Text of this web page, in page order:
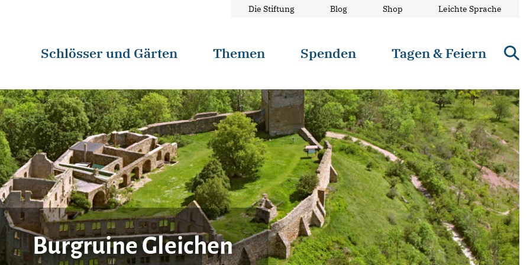
Die Stiftung Blog Shop Leichte Sprache
Schlösser und Gärten Themen Spenden Tagen & Feiern
Burgruine Gleichen